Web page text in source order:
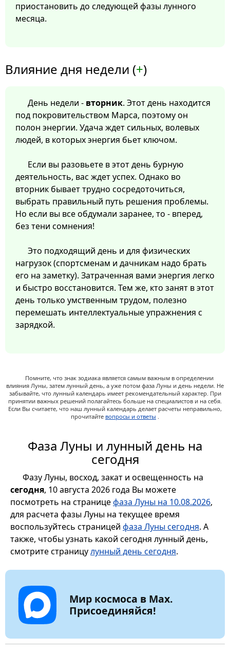
приостановить до следующей фазы лунного
месяца.
Влияние дня недели (+)
День недели - вторник. Этот день находится
под покровительством Марса, поэтому он
полон энергии. Удача ждет сильных, волевых
людей, в которых энергия бьет ключом.
Если вы разовьете в этот день бурную
деятельность, вас ждет успех. Однако во
вторник бывает трудно сосредоточиться,
выбрать правильный путь решения проблемы.
Но если вы все обдумали заранее, то - вперед,
без тени сомнения!
Это подходящий день и для физических
нагрузок (спортсменам и дачникам надо брать
его на заметку). Затраченная вами энергия легко
и быстро восстановится. Тем же, кто занят в этот
день только умственным трудом, полезно
перемешать интеллектуальные упражнения с
зарядкой.
Помните, что знак зодиака является самым важным в определении
влияния Луны, затем лунный день, а уже потом фаза Луны и день недели. Не
забывайте, что лунный календарь имеет рекомендательный характер. При
принятии важных решений полагайтесь больше на специалистов и на себя.
Если Вы считаете, что наш лунный календарь делает расчеты неправильно,
прочитайте вопросы и ответы .
Фаза Луны и лунный день на
сегодня
Фазу Луны, восход, закат и освещенность на
сегодня, 10 августа 2026 года Вы можете
посмотреть на страницефаза Луны на 10.08.2026,
для расчета фазы Луны на текущее время
воспользуйтесь страницей фаза Луны сегодня. А
также, чтобы узнать какой сегодня лунный день,
смотрите страницулунный день сегодня.
Мир космоса в Max.
Присоединяйся!